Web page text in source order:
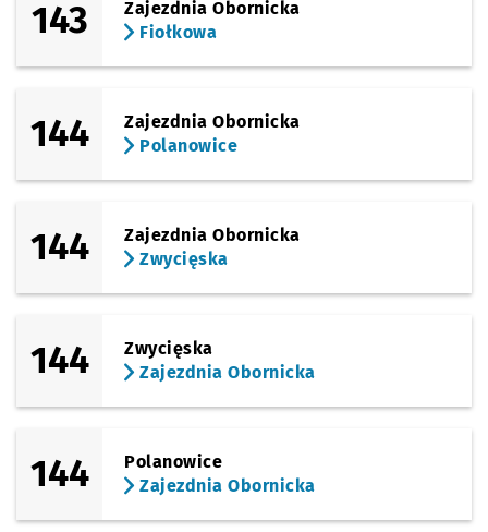
143
Zajezdnia Obornicka
Fiołkowa
144
Zajezdnia Obornicka
Polanowice
144
Zajezdnia Obornicka
Zwycięska
144
Zwycięska
Zajezdnia Obornicka
144
Polanowice
Zajezdnia Obornicka